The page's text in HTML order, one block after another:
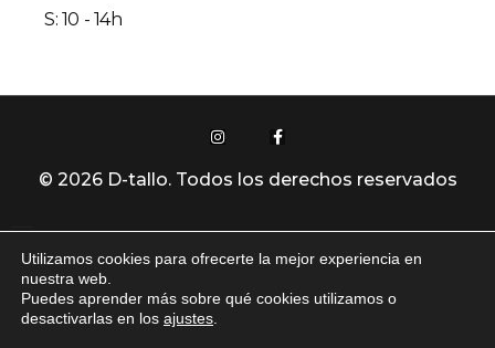
S: 10 - 14h
© 2026 D-tallo. Todos los derechos reservados
Aviso Legal
Utilizamos cookies para ofrecerte la mejor experiencia en
nuestra web.
Puedes aprender más sobre qué cookies utilizamos o
desactivarlas en los ajustes